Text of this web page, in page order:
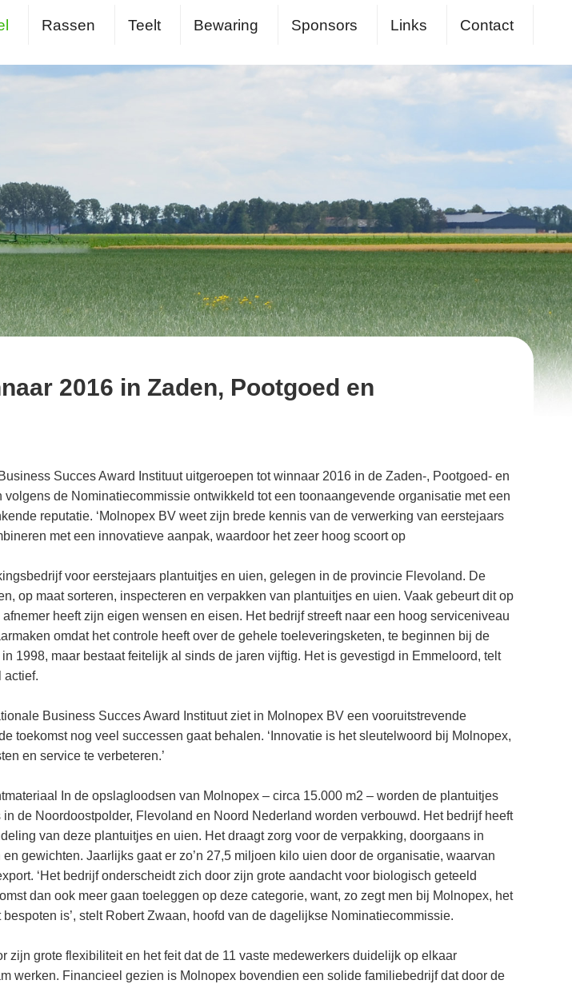
Rassen Teelt Bewaring Sponsors Links Contact
2016 in Zaden, Pootgoed en
Succes Award Instituut uitgeroepen tot winnaar 2016 in de Zaden-, Pootgoed- en
volgens de Nominatiecommissie ontwikkeld tot een toonaangevende organisatie met een
reputatie. ‘Molnopex BV weet zijn brede kennis van de verwerking van eerstejaars
met een innovatieve aanpak, waardoor het zeer hoog scoort op
voor eerstejaars plantuitjes en uien, gelegen in de provincie Flevoland. De
op maat sorteren, inspecteren en verpakken van plantuitjes en uien. Vaak gebeurt dit op
heeft zijn eigen wensen en eisen. Het bedrijf streeft naar een hoog serviceniveau
omdat het controle heeft over de gehele toeleveringsketen, te beginnen bij de
1998, maar bestaat feitelijk al sinds de jaren vijftig. Het is gevestigd in Emmeloord, telt
actief.
Business Succes Award Instituut ziet in Molnopex BV een vooruitstrevende
toekomst nog veel successen gaat behalen. ‘Innovatie is het sleutelwoord bij Molnopex,
en service te verbeteren.’
In de opslagloodsen van Molnopex – circa 15.000 m2 – worden de plantuitjes
de Noordoostpolder, Flevoland en Noord Nederland worden verbouwd. Het bedrijf heeft
van deze plantuitjes en uien. Het draagt zorg voor de verpakking, doorgaans in
gewichten. Jaarlijks gaat er zo’n 27,5 miljoen kilo uien door de organisatie, waarvan
‘Het bedrijf onderscheidt zich door zijn grote aandacht voor biologisch geteeld
dan ook meer gaan toeleggen op deze categorie, want, zo zegt men bij Molnopex, het
is’, stelt Robert Zwaan, hoofd van de dagelijkse Nominatiecommissie.
zijn grote flexibiliteit en het feit dat de 11 vaste medewerkers duidelijk op elkaar
werken. Financieel gezien is Molnopex bovendien een solide familiebedrijf dat door de